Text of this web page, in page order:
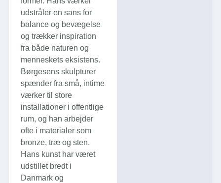
udstråler en sans for
balance og bevægelse
og trækker inspiration
fra både naturen og
menneskets eksistens.
Børgesens skulpturer
spænder fra små, intime
værker til store
installationer i offentlige
rum, og han arbejder
ofte i materialer som
bronze, træ og sten.
Hans kunst har været
udstillet bredt i
Danmark og